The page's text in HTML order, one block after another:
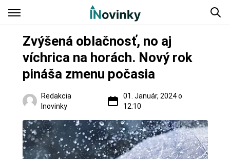
Zvýšená oblačnosť, no aj
víchrica na horách. Nový rok
pináša zmenu počasia
Redakcia
Inovinky
01. Január, 2024 o
12:10
Slovensko